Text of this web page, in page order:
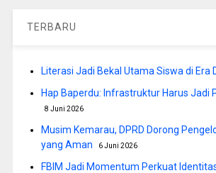
TERBARU
Literasi Jadi Bekal Utama Siswa di Era
Hap Baperdu: Infrastruktur Harus Jadi
8 Juni 2026
Musim Kemarau, DPRD Dorong
yang Aman
6 Juni 2026
FBIM Jadi Momentum Perkuat